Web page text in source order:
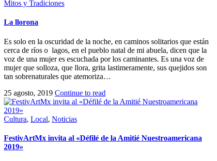
Mitos y Tradiciones
La llorona
Es solo en la oscuridad de la noche, en caminos solitarios que están
cerca de ríos o lagos, en el pueblo natal de mi abuela, dicen que la
voz de una mujer es escuchada por los caminantes. Es una voz de
mujer que solloza, que llora, grita lastimeramente, sus quejidos son
tan sobrenaturales que atemoriza…
25 agosto, 2019 Continue to read
Cultura, Local, Noticias
FestivArtMx invita al «Défilé de la Amitié Nuestroamericana
2019»